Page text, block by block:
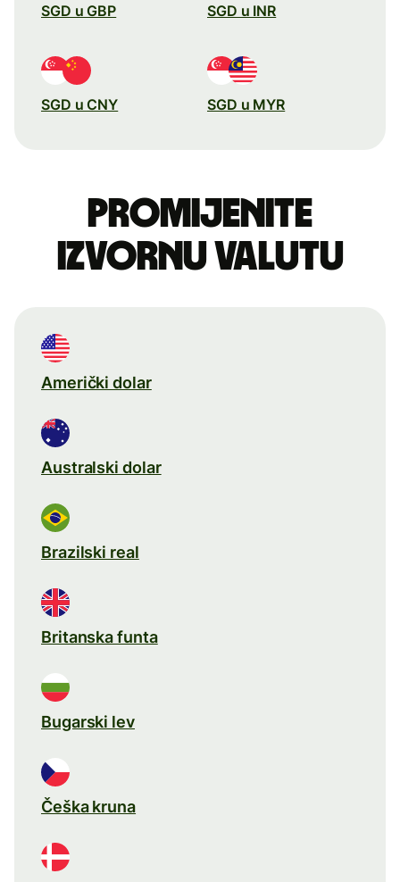
SGD u GBP SGD u INR
SGD u CNY SGD u MYR
Promijenite
izvornu valutu
Američki dolar
Australski dolar
Brazilski real
Britanska funta
Bugarski lev
Češka kruna